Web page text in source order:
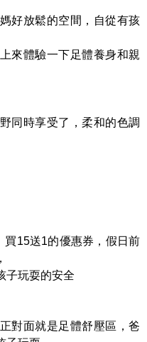
好放鬆的空間，自從有孩
來體驗一下足體養身和親
同時享受了，柔和的色調
買15送1的優惠券，假日前
子玩耍的安全
對面就是足體舒壓區，爸